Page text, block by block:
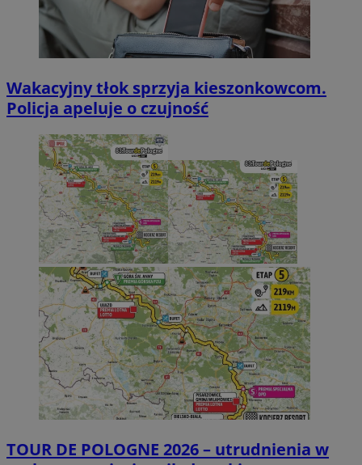
Wakacyjny tłok sprzyja kieszonkowcom.
Policja apeluje o czujność
TOUR DE POLOGNE 2026 – utrudnienia w